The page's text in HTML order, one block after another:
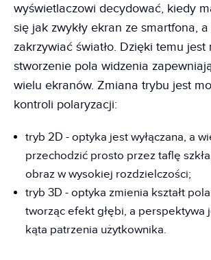
wyświetlaczowi decydować, kiedy
się jak zwykły ekran ze smartfona,
zakrzywiać światło. Dzięki temu jest
stworzenie pola widzenia
wielu ekranów. Zmiana trybu jest
kontroli polaryzacji:
tryb 2D - optyka jest wyłączana, a
przechodzić prosto przez taflę
obraz w wysokiej rozdzielczości;
tryb 3D - optyka zmienia kształt
tworząc efekt głębi, a perspektywa
kąta patrzenia użytkownika.